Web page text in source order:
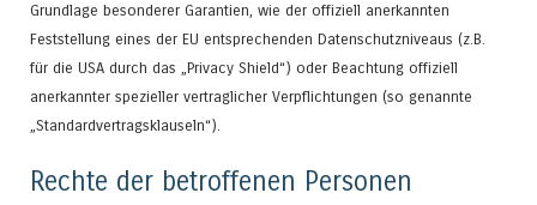
Grundlage besonderer Garantien, wie der offiziell anerkannten
Feststellung eines der EU entsprechenden Datenschutzniveaus (z.B.
für die USA durch das „Privacy Shield“) oder Beachtung offiziell
anerkannter spezieller vertraglicher Verpflichtungen (so genannte
„Standardvertragsklauseln“).
Rechte der betroffenen Personen